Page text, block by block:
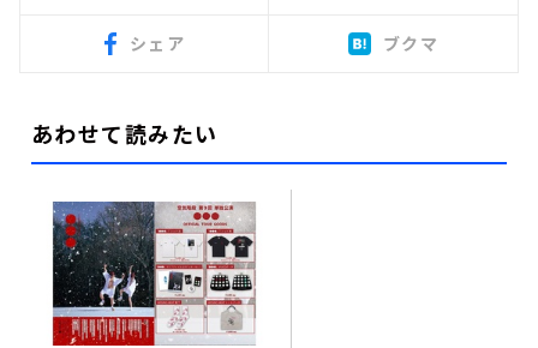
シェア ブクマ
あわせて読みたい